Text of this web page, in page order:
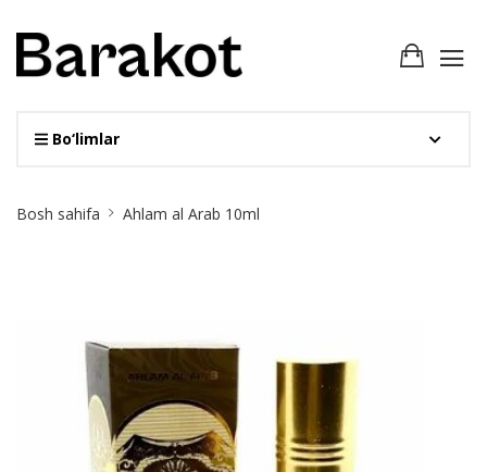
Bo‘limlar
Breadcrumb
Bosh sahifa Ahlam al Arab 10ml